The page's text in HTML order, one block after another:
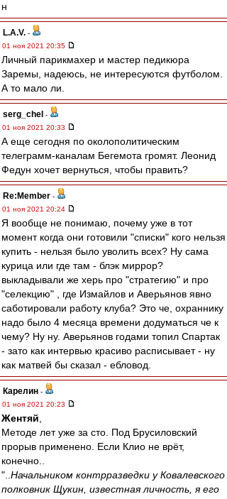
н
L.А.V. -
01 ноя 2021 20:35
Личный парикмахер и мастер педикюра
Заремы, надеюсь, не интересуются футболом.
А то мало ли.
serg_chel -
01 ноя 2021 20:33
А еще сегодня по околополитическим
телеграмм-каналам Бегемота громят. Леонид
Федун хочет вернуться, чтобы править?
Re:Member -
01 ноя 2021 20:24
Я вообще не понимаю, почему уже в тот
момент когда они готовили "списки" кого нельзя
купить - нельзя было уволить всех? Ну сама
курица или где там - блэк миррор?
выкладывали же херь про "стратегию" и про
"селекцию" , где Измайлов и Аверьянов явно
саботировали работу клуба? Это че, охраннику
надо было 4 месяца времени додуматься че к
чему? Ну ну. Аверьянов годами топил Спартак
- зато как интервью красиво расписывает - ну
как матвей бы сказал - ебловод.
Карелин -
01 ноя 2021 20:23
Жентяй
Методе лет уже за сто. Под Брусиловский
прорыв применено. Если Клио не врёт,
конечно..
".. Начальником контрразведки у Ковалевского
полковник Щукин, известная личность, я его